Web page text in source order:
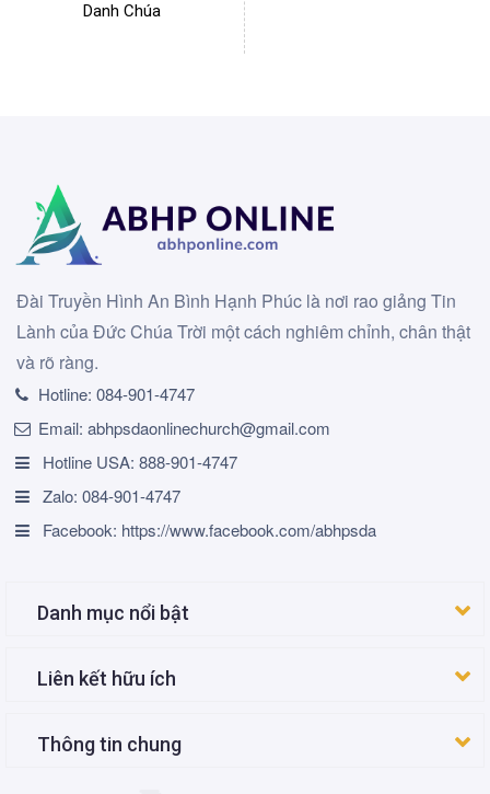
Danh Chúa
Đài Truyền Hình An Bình Hạnh Phúc là nơi rao giảng Tin
Lành của Đức Chúa Trời một cách nghiêm chỉnh, chân thật
và rõ ràng.
Hotline: 084-901-4747
Email: abhpsdaonlinechurch@gmail.com
Hotline USA: 888-901-4747
Zalo: 084-901-4747
Facebook: https://www.facebook.com/abhpsda
Danh mục nổi bật
Liên kết hữu ích
Thông tin chung